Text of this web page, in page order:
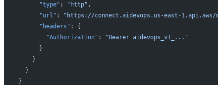
      "type"
: "http" ,
      "url"
:
"https://connect.aidevops.us-east-1.api.aws/
      "headers"
: {
        "Authorization"
:
"Bearer aidevops_v1_..."
      }
    }
  }
}